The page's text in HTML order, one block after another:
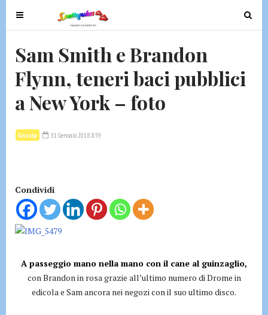
T
o
g
l
e
n
v
i
t
o
n
T
o
l
e
Sam Smith e Brandon
Flynn, teneri baci pubblici
a New York – foto
Gossip 31 Gennaio 2018 8:59
Condividi
A passeggio mano nella mano con il cane al guinzaglio,
con Brandon in rosa grazie all’ultimo numero di Drome in
edicola e Sam ancora nei negozi con il suo ultimo disco.